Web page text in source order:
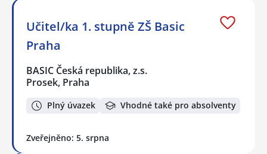
Učitel/ka 1. stupně ZŠ Basic
Praha
BASIC Česká republika, z.s.
Prosek, Praha
Plný úvazek Vhodné také pro absolventy
Zveřejněno: 5. srpna